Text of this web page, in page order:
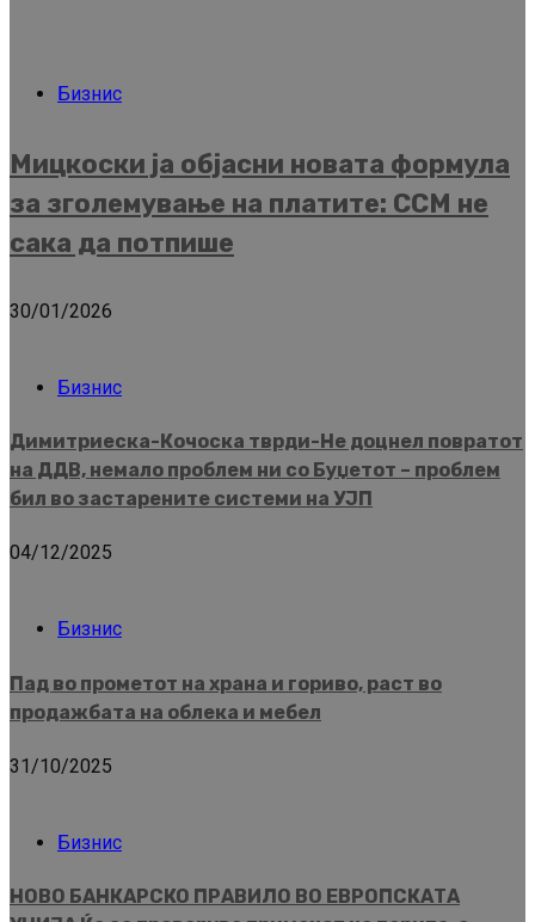
Бизнис
Мицкоски ја објасни новата формула
за зголемување на платите: ССМ не
сака да потпише
30/01/2026
Бизнис
Димитриеска-Кочоска тврди-Не доцнел повратот
на ДДВ, немало проблем ни со Буџетот – проблем
бил во застарените системи на УЈП
04/12/2025
Бизнис
Пад во прометот на храна и гориво, раст во
продажбата на облека и мебел
31/10/2025
Бизнис
НОВО БАНКАРСКО ПРАВИЛО ВО ЕВРОПСКАТА